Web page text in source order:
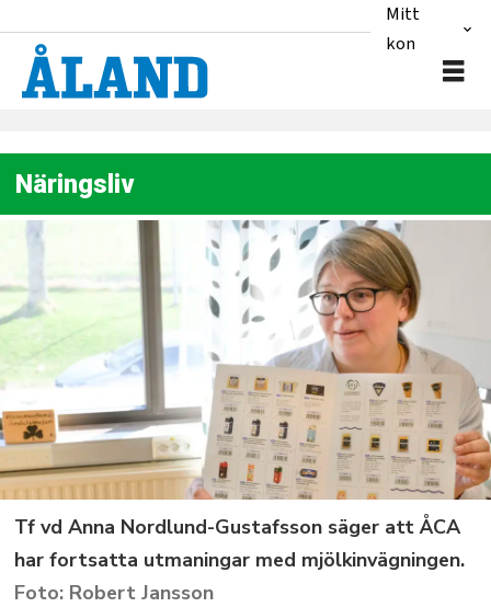
Mitt
konto
Näringsliv
Tf vd Anna Nordlund-Gustafsson säger att ÅCA
har fortsatta utmaningar med mjölkinvägningen.
Robert Jansson